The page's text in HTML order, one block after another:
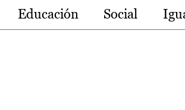
Educación Social